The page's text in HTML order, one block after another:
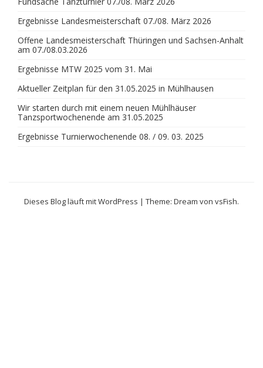
Ergebnisse Landesmeisterschaft 07./08. März 2026
Offene Landesmeisterschaft Thüringen und Sachsen-Anhalt
am 07./08.03.2026
Ergebnisse MTW 2025 vom 31. Mai
Aktueller Zeitplan für den 31.05.2025 in Mühlhausen
Wir starten durch mit einem neuen Mühlhäuser
Tanzsportwochenende am 31.05.2025
Ergebnisse Turnierwochenende 08. / 09. 03. 2025
Dieses Blog läuft mit WordPress | Theme: Dream von vsFish.